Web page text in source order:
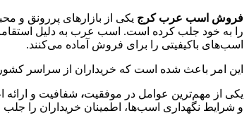
فروش اسب عرب کرج یکی از بازارهای پررونق و
را به خود جلب کرده است. اسب عرب به دلیل
اسب‌های باکیفیتی را برای فروش آماده می‌کنند.
این امر باعث شده است که خریداران از سراسر
یکی از مهم‌ترین عوامل در موفقیت، شفافیت و
و شرایط نگهداری اسب‌ها، اطمینان خریداران را جلب